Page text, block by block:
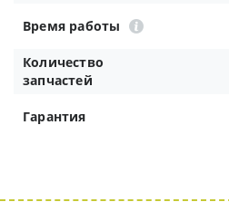
Время работы
Количество
запчастей
Гарантия